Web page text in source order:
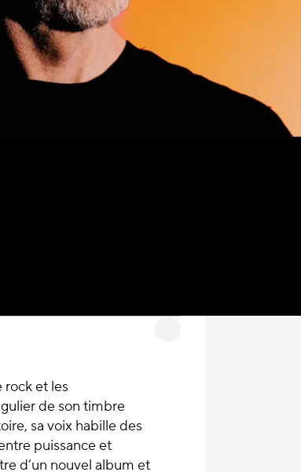
rock et les
de son timbre
sa voix habille des
puissance et
d’un nouvel album et